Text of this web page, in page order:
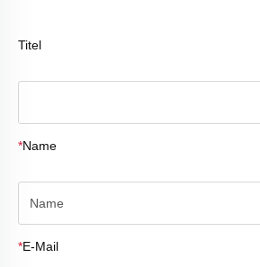
Titel
*Name
*E-Mail